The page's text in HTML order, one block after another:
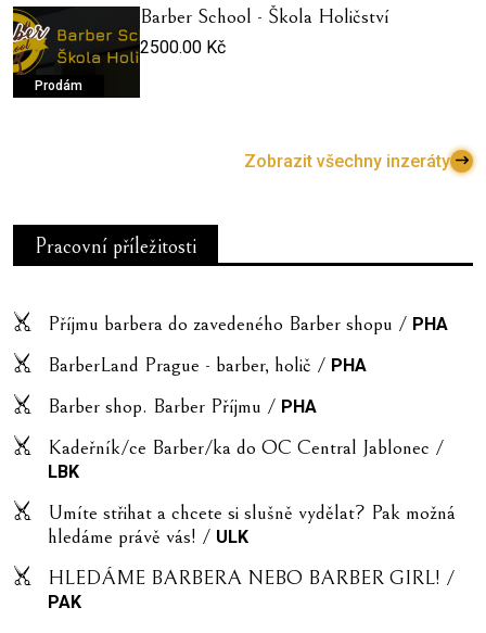
Prodám
Barber School - Škola Holičství
2500.00 Kč
Zobrazit všechny inzeráty
Pracovní příležitosti
Příjmu barbera do zavedeného Barber shopu / PHA
BarberLand Prague - barber, holič / PHA
Barber shop. Barber Příjmu / PHA
Kadeřník/ce Barber/ka do OC Central Jablonec /
LBK
Umíte střihat a chcete si slušně vydělat? Pak možná
hledáme právě vás! / ULK
HLEDÁME BARBERA NEBO BARBER GIRL! /
PAK